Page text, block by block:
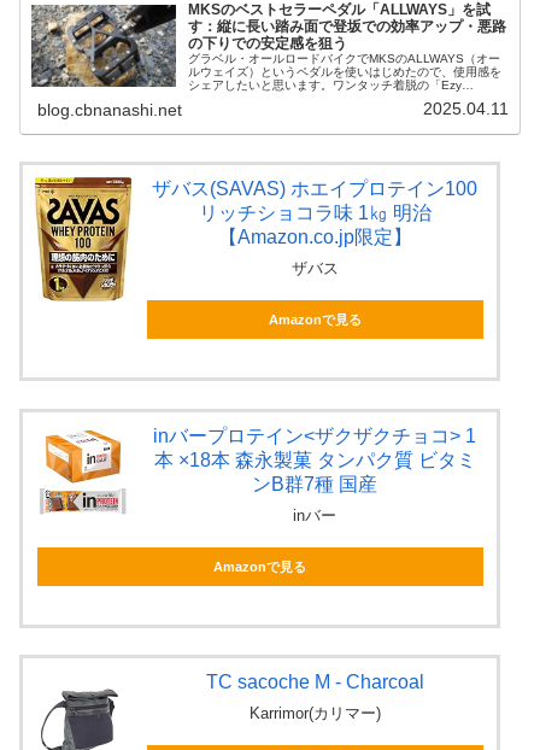
MKSのベストセラーペダル「ALLWAYS」を試
す：縦に長い踏み面で登坂での効率アップ・悪路
の下りでの安定感を狙う
グラベル・オールロードバイクでMKSのALLWAYS（オー
ルウェイズ）というペダルを使いはじめたので、使用感を
シェアしたいと思います。ワンタッチ着脱の「Ezy
blog.cbnanashi.net 2025.04.11
ザバス(SAVAS) ホエイプロテイン100
リッチショコラ味 1㎏ 明治
【Amazon.co.jp限定】
ザバス
Amazonで見る
inバープロテイン<ザクザクチョコ> 1
本 ×18本 森永製菓 タンパク質 ビタミ
ンB群7種 国産
inバー
Amazonで見る
TC sacoche M - Charcoal
Karrimor(カリマー)